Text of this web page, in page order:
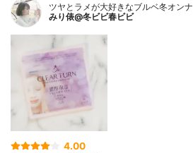
ツヤとラメが大好きなブルベ冬オンナ
みり俵@冬ビビ春ビビ
4.00